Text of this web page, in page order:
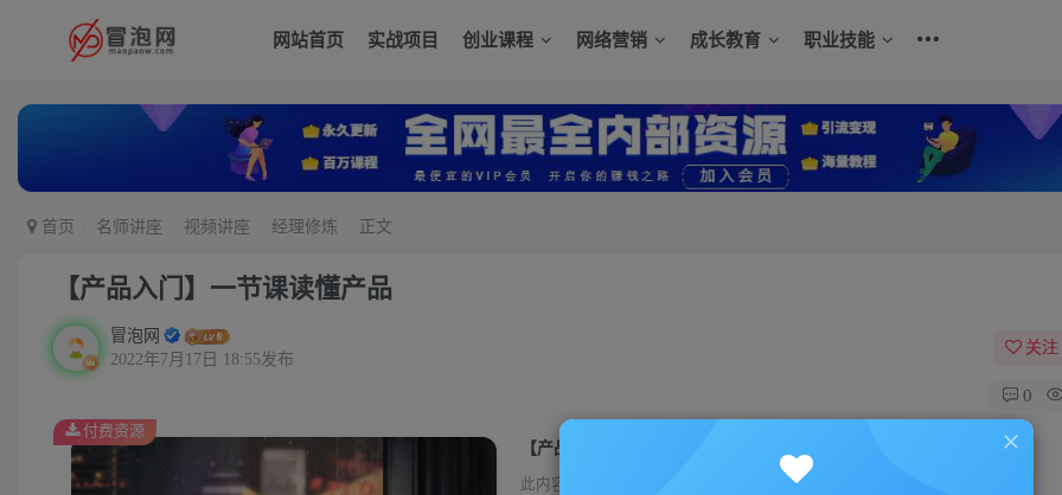
网站首页 实战项目 创业课程 网络营销 成长教育 职业技能
首页 名师讲座 视频讲座 经理修炼 正文
【产品入门】一节课读懂产品
冒泡网
2022年7月17日 18:55发布
关注
0
【产品入门】一节课读懂产品
此内容为付费资源，请付费后查看
付费资源